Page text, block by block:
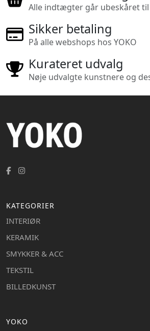
Alle indtægter går ubeskåret
Sikker betaling
På alle webshops hos YOKO
Kurateret udvalg
Nøje udvalgte kunstnere og
KATEGORIER
INTERIØR
KERAMIK
SMYKKER & ACC
TEKSTIL
BILLEDKUNST
YOKO